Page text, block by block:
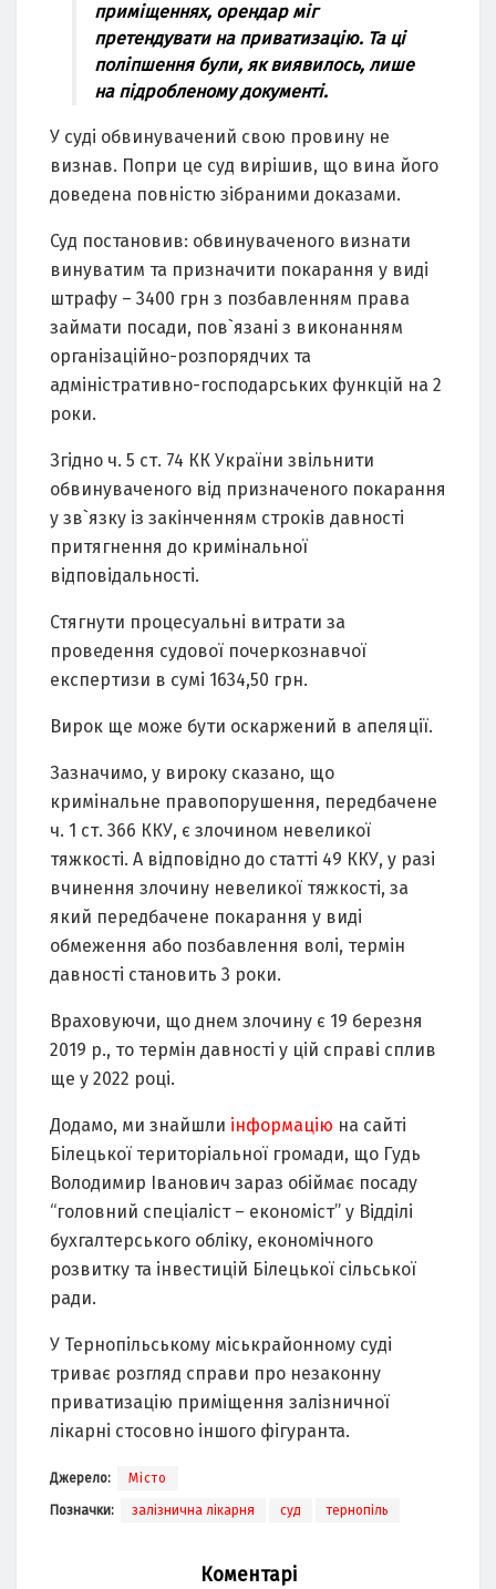
приміщеннях, орендар міг
претендувати на приватизацію. Та ці
поліпшення були, як виявилось, лише
на підробленому документі.
У суді обвинувачений свою провину не
визнав. Попри це суд вирішив, що вина його
доведена повністю зібраними доказами.
Суд постановив: обвинуваченого визнати
винуватим та призначити покарання у виді
штрафу – 3400 грн з позбавленням права
займати посади, пов`язані з виконанням
організаційно-розпорядчих та
адміністративно-господарських функцій на 2
роки.
Згідно ч. 5 ст. 74 КК України звільнити
обвинуваченого від призначеного покарання
у зв`язку із закінченням строків давності
притягнення до кримінальної
відповідальності.
Стягнути процесуальні витрати за
проведення судової почеркознавчої
експертизи в сумі 1634,50 грн.
Вирок ще може бути оскаржений в апеляції.
Зазначимо, у вироку сказано, що
кримінальне правопорушення, передбачене
ч. 1 ст. 366 ККУ, є злочином невеликої
тяжкості. А відповідно до статті 49 ККУ, у разі
вчинення злочину невеликої тяжкості, за
який передбачене покарання у виді
обмеження або позбавлення волі, термін
давності становить 3 роки.
Враховуючи, що днем злочину є 19 березня
2019 р., то термін давності у цій справі сплив
ще у 2022 році.
Додамо, ми знайшли інформацію на сайті
Білецької територіальної громади, що Гудь
Володимир Іванович зараз обіймає посаду
“головний спеціаліст – економіст” у Відділі
бухгалтерського обліку, економічного
розвитку та інвестицій Білецької сільської
ради.
У Тернопільському міськрайонному суді
триває розгляд справи про незаконну
приватизацію приміщення залізничної
лікарні стосовно іншого фігуранта.
Джерело: Місто
Позначки: залізнична лікарня суд тернопіль
Коментарі